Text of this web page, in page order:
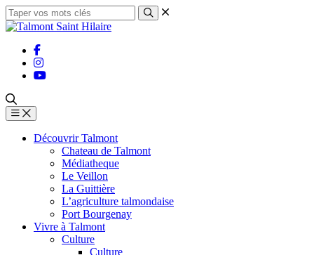
Découvrir Talmont
Chateau de Talmont
Médiatheque
Le Veillon
La Guittière
L’agriculture talmondaise
Port Bourgenay
Vivre à Talmont
Culture
Culture